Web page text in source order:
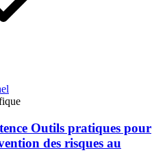
Outils pratiques pour
des risques au